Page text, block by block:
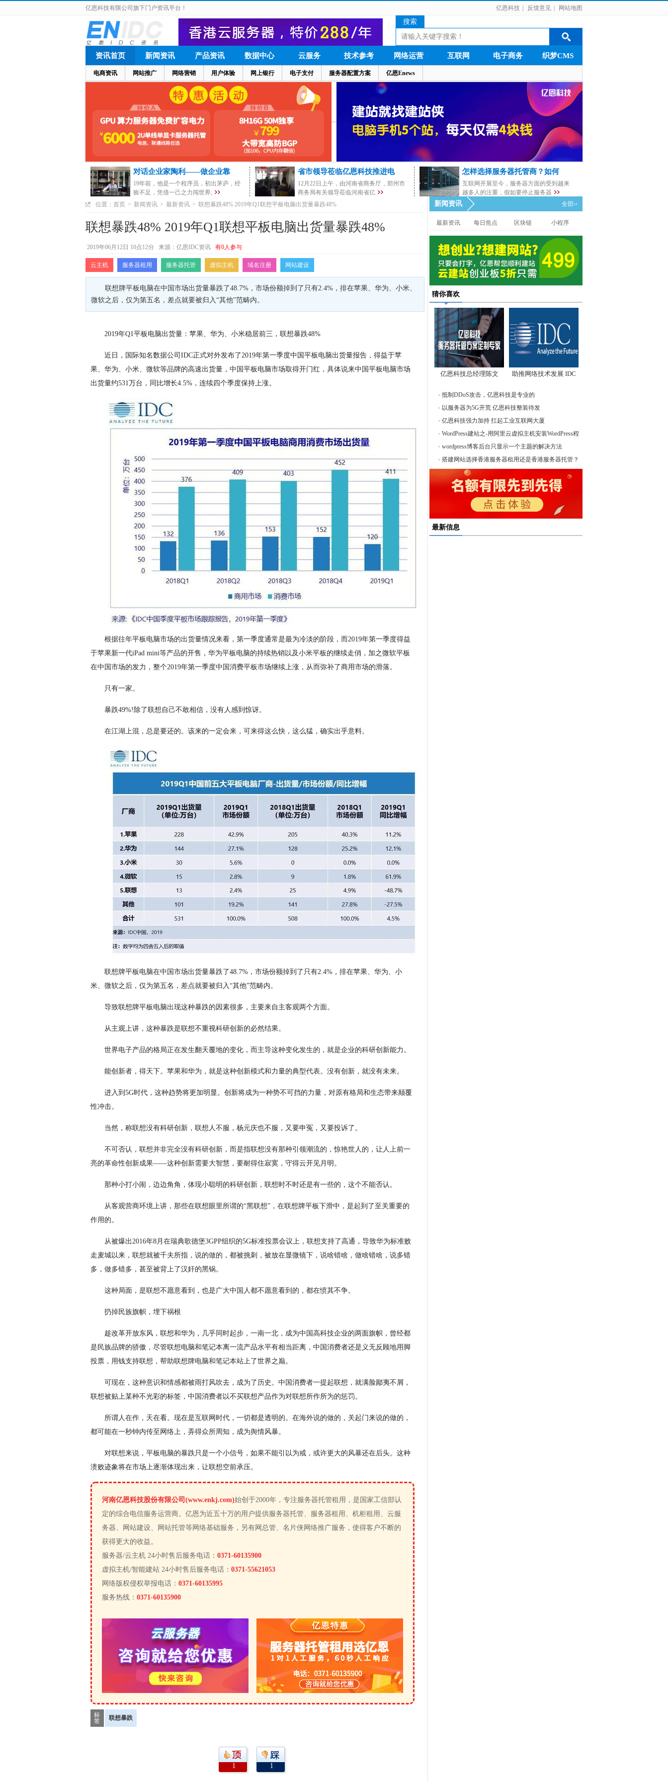
亿恩科技 反馈意见 网站地图
亿恩科技有限公司旗下门户资讯平台！
搜索
资讯首页
电商资讯 网站推广 网络营销 用户体验 网上银行 电子支付 服务器配置方案 亿恩Enews
新闻资讯 产品资讯 数据中心 云服务 技术参考 网络运营 互联网 电子商务 织梦CMS
对话企业家陶利——做企业靠
19年前，他是一个程序员，初出茅庐，经
验不足，凭借一己之力闯世界;
省市领导莅临亿恩科技推进电
12月22日上午，由河南省商务厅，郑州市
商务局有关领导莅临河南省亿
怎样选择服务器托管商？如何
互联网开展至今，服务器方面的受到越来
越多人的注重，假如要停止服务器
位置： 首页 > 新闻资讯 > 最新资讯 > 联想暴跌48% 2019年Q1联想平板电脑出货量暴跌48%
联想暴跌48% 2019年Q1联想平板电脑出货量暴跌48%
2019年06月12日 10点12分 来源：亿恩IDC资讯 有0人参与
云主机 服务器租用 服务器托管 虚拟主机 域名注册 网站建设
联想牌平板电脑在中国市场出货量暴跌了48.7%，市场份额掉到了只有2.4%，排在苹果、华为、小米、
微软之后，仅为第五名，差点就要被归入“其他”范畴内。
2019年Q1平板电脑出货量：苹果、华为、小米稳居前三，联想暴跌48%
近日，国际知名数据公司IDC正式对外发布了2019年第一季度中国平板电脑出货量报告，得益于苹
果、华为、小米、微软等品牌的高速出货量，中国平板电脑市场取得开门红，具体说来中国平板电脑市场
出货量约531万台，同比增长4.5%，连续四个季度保持上涨。
根据往年平板电脑市场的出货量情况来看，第一季度通常是最为冷淡的阶段，而2019年第一季度得益
于苹果新一代iPad mini等产品的开售，华为平板电脑的持续热销以及小米平板的继续走俏，加之微软平板
在中国市场的发力，整个2019年第一季度中国消费平板市场继续上涨，从而弥补了商用市场的滑落。
只有一家。
暴跌49%!除了联想自己不敢相信，没有人感到惊讶。
在江湖上混，总是要还的。该来的一定会来，可来得这么快，这么猛，确实出乎意料。
联想牌平板电脑在中国市场出货量暴跌了48.7%，市场份额掉到了只有2.4%，排在苹果、华为、小
米、微软之后，仅为第五名，差点就要被归入“其他”范畴内。
导致联想牌平板电脑出现这种暴跌的因素很多，主要来自主客观两个方面。
从主观上讲，这种暴跌是联想不重视科研创新的必然结果。
世界电子产品的格局正在发生翻天覆地的变化，而主导这种变化发生的，就是企业的科研创新能力。
能创新者，得天下。苹果和华为，就是这种创新模式和力量的典型代表。没有创新，就没有未来。
进入到5G时代，这种趋势将更加明显。创新将成为一种势不可挡的力量，对原有格局和生态带来颠覆
性冲击。
当然，称联想没有科研创新，联想人不服，杨元庆也不服，又要申冤，又要投诉了。
不可否认，联想并非完全没有科研创新，而是指联想没有那种引领潮流的，惊艳世人的，让人上前一
亮的革命性创新成果——这种创新需要大智慧，要耐得住寂寞，守得云开见月明。
那种小打小闹，边边角角，体现小聪明的科研创新，联想时不时还是有一些的，这个不能否认。
从客观营商环境上讲，那些在联想眼里所谓的“黑联想”，在联想牌平板下滑中，是起到了至关重要的
作用的。
从被爆出2016年8月在瑞典歌德堡3GPP组织的5G标准投票会议上，联想支持了高通，导致华为标准败
走麦城以来，联想就被千夫所指，说的做的，都被挑刺，被放在显微镜下，说啥错啥，做啥错啥，说多错
多，做多错多，甚至被背上了汉奸的黑锅。
这种局面，是联想不愿意看到，也是广大中国人都不愿意看到的，都在愤其不争。
扔掉民族旗帜，埋下祸根
趁改革开放东风，联想和华为，几乎同时起步，一南一北，成为中国高科技企业的两面旗帜，曾经都
是民族品牌的骄傲，尽管联想电脑和笔记本离一流产品水平有相当距离，中国消费者还是义无反顾地用脚
投票，用钱支持联想，帮助联想牌电脑和笔记本站上了世界之巅。
可现在，这种意识和情感都被雨打风吹去，成为了历史。中国消费者一提起联想，就满脸鄙夷不屑，
联想被贴上某种不光彩的标签，中国消费者以不买联想产品作为对联想所作所为的惩罚。
所谓人在作，天在看。现在是互联网时代，一切都是透明的。在海外说的做的，关起门来说的做的，
都可能在一秒钟内传至网络上，弄得众所周知，成为舆情风暴。
对联想来说，平板电脑的暴跌只是一个小信号，如果不能引以为戒，或许更大的风暴还在后头。这种
溃败迹象将在市场上逐渐体现出来，让联想空前承压。
河南亿恩科技股份有限公司(www.enkj.com)始创于2000年，专注服务器托管租用，是国家工信部认
定的综合电信服务运营商。亿恩为近五十万的用户提供服务器托管、服务器租用、机柜租用、云服
务器、网站建设、网站托管等网络基础服务，另有网总管、名片侠网络推广服务，使得客户不断的
获得更大的收益。
服务器/云主机 24小时售后服务电话： 0371-60135900
虚拟主机/智能建站 24小时售后服务电话： 0371-55621053
网络版权侵权举报电话： 0371-60135995
服务热线： 0371-60135900
标
签
联想暴跌
1 1
新闻资讯 全部››
最新资讯 每日焦点 区块链 小程序
猜你喜欢
亿恩科技总经理陈文
先
助推网络技术发展 IDC
抵制DDoS攻击，亿恩科技是专业的
以服务器为5G开荒 亿恩科技整装待发
亿恩科技强力加持 扛起工业互联网大厦
WordPress建站之-用阿里云虚拟主机安装WordPress程
序！
wordpress博客后台只显示一个主题的解决方法
搭建网站选择香港服务器租用还是香港服务器托管？
最新信息